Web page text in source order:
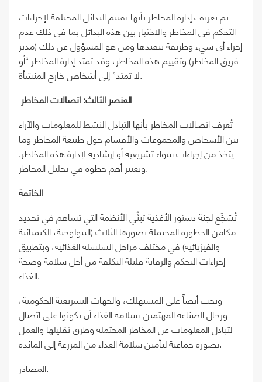
تم تعريف إدارة المخاطر بأنها تقييم البدائل المختلفة لإجراءات
التحكم في المخاطر والاختيار بين هذه البدائل بما في ذلك عدم
إجراء أي شيء وطريقة تنفيذها ومن هو المسؤول عن ذلك (مدير
فريق المخاطر) وتقييم هذه المخاطر، وقد تمتد إدارة المخاطر “أو
لا تمتد” إلى أشخاص خارج المنشأة.
العنصر الثالث: اتصالات المخاطر
تُعرف اتصالات المخاطر بأنها التبادل النشط للمعلومات والآراء
بين الأشخاص والمجموعات والأقسام حول طبيعة المخاطر وما
يتخذ من إجراءات سواء تشريعية أو إرشادية لإدارة هذه المخاطر.
وتعتبر أهم خطوة في تحليل المخاطر.
الخاتمة
تُشجِّع لجنة دستور الأغذية تبنِّي الأنظمة التي تساهم في تحديد
مكامن الخطورة المحتملة بصورها الثلاث (البيولوجية، الكيميائية
والفيزيائية) في مختلف مراحل السلسلة الغذائية، وبتطبيق
إجراءات التحكم والرقابة قليلة التكلفة من أجل سلامة وصحة
الغذاء.
ويجب أيضاً على المستهلك، والجهات التشريعية الحكومية،
ورجال الصناعة المهتمين بسلامة الغذاء أن يكونوا على اتصال
لتبادل المعلومات عن المخاطر المحتملة وطرق تقليلها والعمل
بصورة جماعية لتأمين سلامة الغذاء من المزرعة إلى المائدة.
المصادر.